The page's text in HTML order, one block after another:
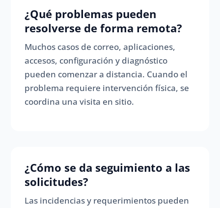
¿Qué problemas pueden
resolverse de forma remota?
Muchos casos de correo, aplicaciones,
accesos, configuración y diagnóstico
pueden comenzar a distancia. Cuando el
problema requiere intervención física, se
coordina una visita en sitio.
¿Cómo se da seguimiento a las
solicitudes?
Las incidencias y requerimientos pueden